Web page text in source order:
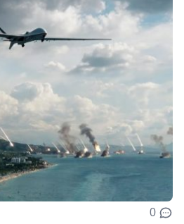
0